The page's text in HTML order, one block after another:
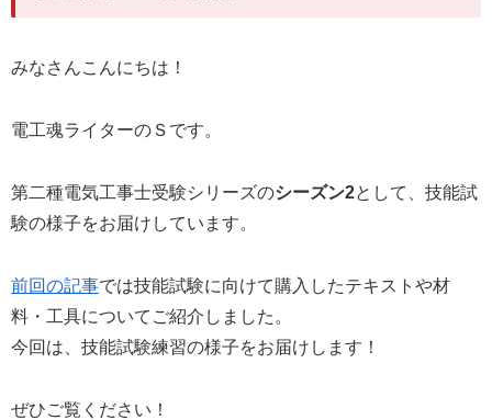
みなさんこんにちは！
電工魂ライターのＳです。
第二種電気工事士受験シリーズのシーズン2として、技能試
験の様子をお届けしています。
前回の記事では技能試験に向けて購入したテキストや材
料・工具についてご紹介しました。
今回は、技能試験練習の様子をお届けします！
ぜひご覧ください！